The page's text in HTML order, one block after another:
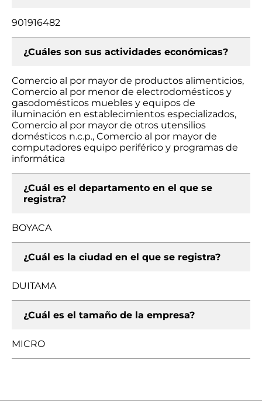
901916482
¿Cuáles son sus actividades económicas?
Comercio al por mayor de productos alimenticios,
Comercio al por menor de electrodomésticos y
gasodomésticos muebles y equipos de
iluminación en establecimientos especializados,
Comercio al por mayor de otros utensilios
domésticos n.c.p., Comercio al por mayor de
computadores equipo periférico y programas de
informática
¿Cuál es el departamento en el que se
registra?
BOYACA
¿Cuál es la ciudad en el que se registra?
DUITAMA
¿Cuál es el tamaño de la empresa?
MICRO